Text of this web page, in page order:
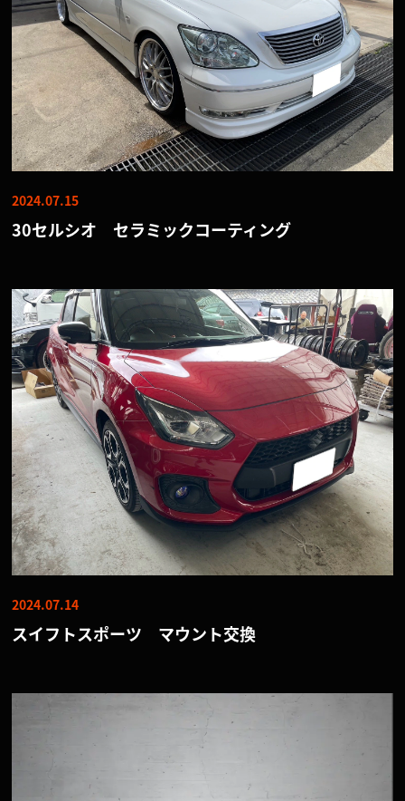
2024.07.15
30セルシオ セラミックコーティング
2024.07.14
スイフトスポーツ マウント交換